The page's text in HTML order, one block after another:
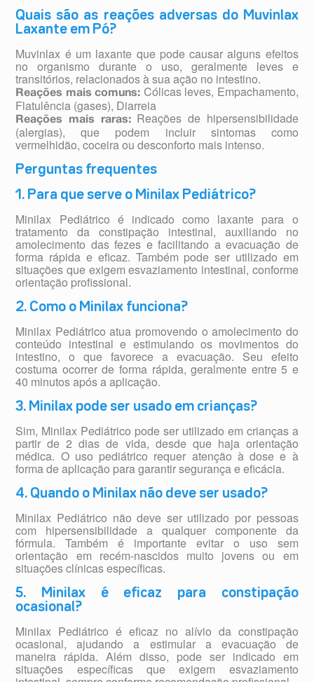
Quais são as reações adversas do Muvinlax
Laxante em Pó?
Muvinlax é um laxante que pode causar alguns efeitos
no organismo durante o uso, geralmente leves e
transitórios, relacionados à sua ação no intestino.
Reações mais comuns: Cólicas leves, Empachamento,
Flatulência (gases), Diarreia
Reações mais raras:Reações de hipersensibilidade
(alergias), que podem incluir sintomas como
vermelhidão, coceira ou desconforto mais intenso.
Perguntas frequentes
1. Para que serve o Minilax Pediátrico?
Minilax Pediátrico é indicado como laxante para o
tratamento da constipação intestinal, auxiliando no
amolecimento das fezes e facilitando a evacuação de
forma rápida e eficaz. Também pode ser utilizado em
situações que exigem esvaziamento intestinal, conforme
orientação profissional.
2. Como o Minilax funciona?
Minilax Pediátrico atua promovendo o amolecimento do
conteúdo intestinal e estimulando os movimentos do
intestino, o que favorece a evacuação. Seu efeito
costuma ocorrer de forma rápida, geralmente entre 5 e
40 minutos após a aplicação.
3. Minilax pode ser usado em crianças?
Sim, Minilax Pediátrico pode ser utilizado em crianças a
partir de 2 dias de vida, desde que haja orientação
médica. O uso pediátrico requer atenção à dose e à
forma de aplicação para garantir segurança e eficácia.
4. Quando o Minilax não deve ser usado?
Minilax Pediátrico não deve ser utilizado por pessoas
com hipersensibilidade a qualquer componente da
fórmula. Também é importante evitar o uso sem
orientação em recém-nascidos muito jovens ou em
situações clínicas específicas.
5. Minilax é eficaz para constipação
ocasional?
Minilax Pediátrico é eficaz no alívio da constipação
ocasional, ajudando a estimular a evacuação de
maneira rápida. Além disso, pode ser indicado em
situações específicas que exigem esvaziamento